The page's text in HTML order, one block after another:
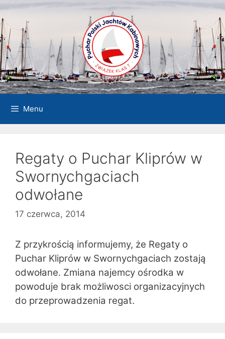
Przejdź
do
treści
Menu
Regaty o Puchar Kliprów w
Swornychgaciach
odwołane
17 czerwca, 2014
Z przykrością informujemy, że Regaty o
Puchar Kliprów w Swornychgaciach zostają
odwołane. Zmiana najemcy ośrodka w
powoduje brak możliwosci organizacyjnych
do przeprowadzenia regat.